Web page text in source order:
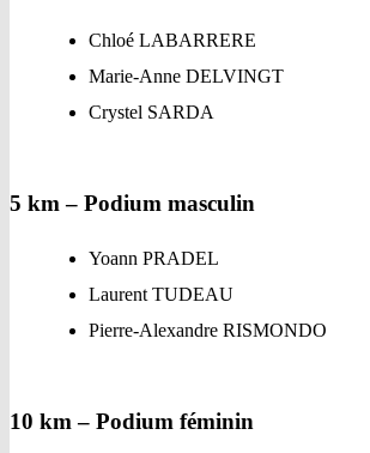
Chloé LABARRERE
Marie-Anne DELVINGT
Crystel SARDA
5 km – Podium masculin
Yoann PRADEL
Laurent TUDEAU
Pierre-Alexandre RISMONDO
10 km – Podium féminin